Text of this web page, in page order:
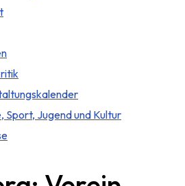
Sport, Jugend und Kultur